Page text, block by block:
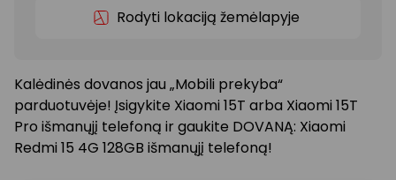
Rodyti lokaciją žemėlapyje
Kalėdinės dovanos jau „Mobili prekyba“
parduotuvėje! Įsigykite Xiaomi 15T arba Xiaomi 15T
Pro išmanųjį telefoną ir gaukite DOVANĄ: Xiaomi
Redmi 15 4G 128GB išmanųjį telefoną!